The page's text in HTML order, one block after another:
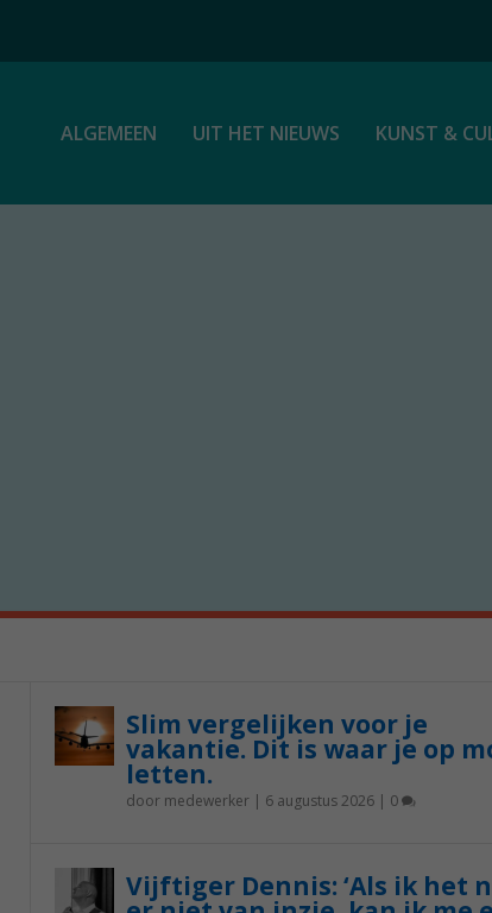
ALGEMEEN UIT HET NIEUWS KUNST &
Slim vergelijken voor je
vakantie. Dit is waar je op
letten.
door medewerker| 6 augustus 2026| 0
Vijftiger Dennis: ‘Als ik het